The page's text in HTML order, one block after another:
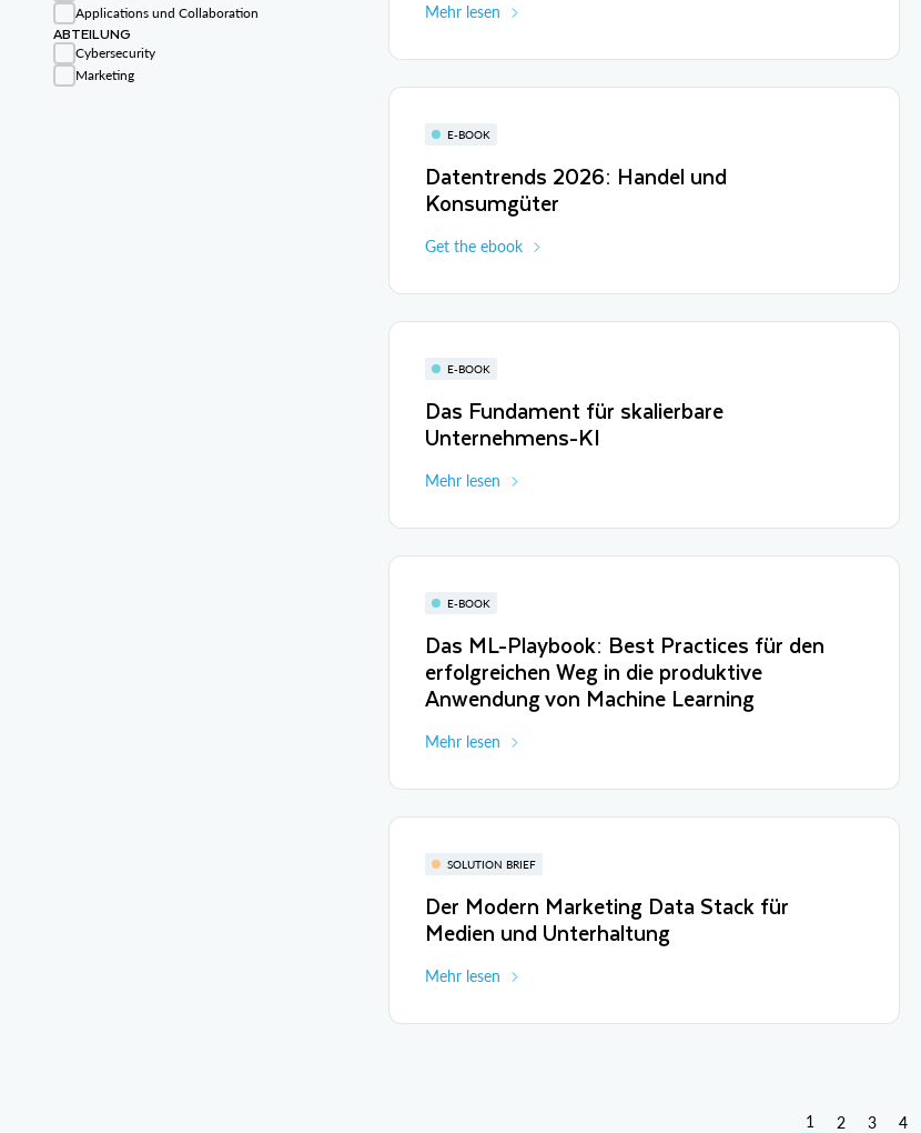
Applications und Collaboration
ABTEILUNG
Cybersecurity
Marketing
Mehr lesen
E-BOOK
Datentrends 2026: Handel und
Konsumgüter
Get the ebook
E-BOOK
Das Fundament für skalierbare
Unternehmens-KI
Mehr lesen
E-BOOK
Das ML-Playbook: Best Practices für den
erfolgreichen Weg in die produktive
Anwendung von Machine Learning
Mehr lesen
SOLUTION BRIEF
Der Modern Marketing Data Stack für
Medien und Unterhaltung
Mehr lesen
1 2 3 4